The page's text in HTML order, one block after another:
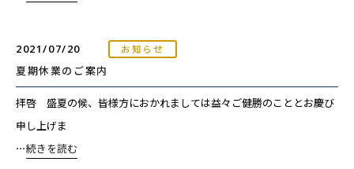
2021/07/20 お知らせ
夏期休業のご案内
拝啓 盛夏の候、皆様方におかれましては益々ご健勝のこととお慶び
申し上げま
⋯続きを読む